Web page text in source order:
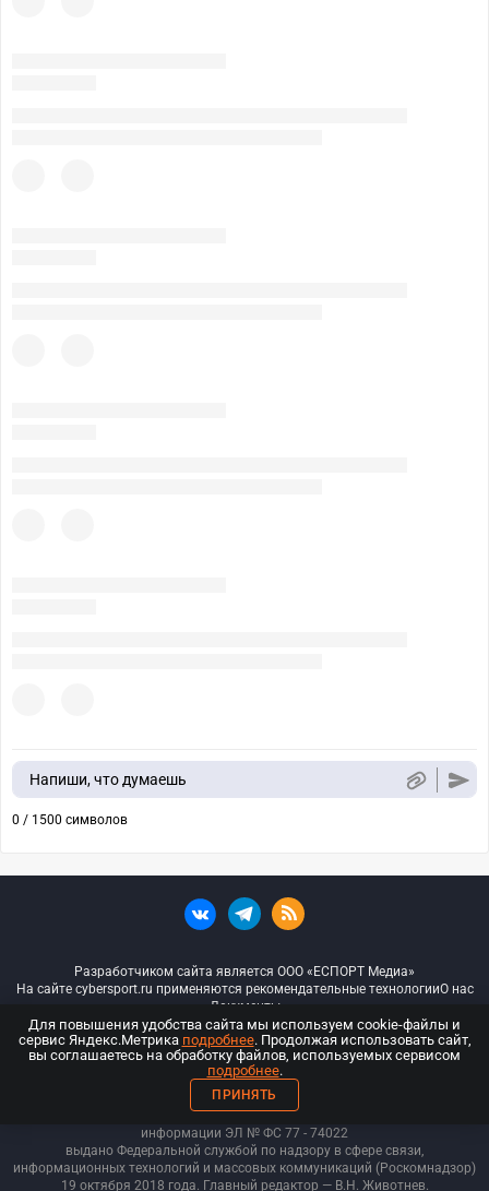
Напиши, что думаешь
0 / 1500 символов
Разработчиком сайта является ООО «ЕСПОРТ Медиа»
На сайте cybersport.ru применяются рекомендательные технологииО нас
Документы
© ООО «Киберспорт.ру» — Все права защищены
18+
ООО «Киберспорт.ру». Свидетельство о регистрации средств массовой
информации ЭЛ № ФС 77 - 74022
выдано Федеральной службой по надзору в сфере связи,
информационных технологий и массовых коммуникаций (Роскомнадзор)
19 октября 2018 года. Главный редактор — В.Н. Животнев.
Для повышения удобства сайта мы используем cookie-файлы и
сервис Яндекс.Метрика подробнее. Продолжая использовать сайт,
вы соглашаетесь на обработку файлов, используемых сервисом
подробнее.
ПРИНЯТЬ